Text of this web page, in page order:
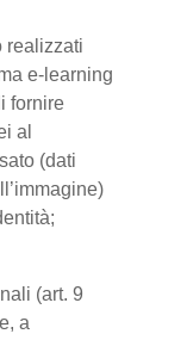
realizzati
e-learning
fornire
al
(dati
(art. 9
a